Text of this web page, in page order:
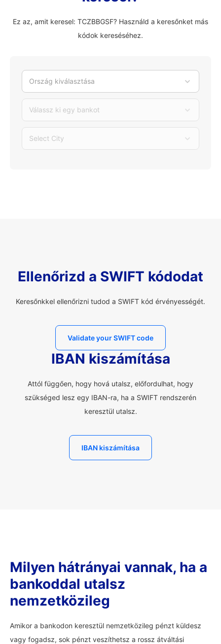
Ez az, amit keresel: TCZBBGSF? Használd a keresőnket más
kódok kereséséhez.
Ország kiválasztása
Válassz ki egy bankot
Select City
Ellenőrizd a SWIFT kódodat
Keresőnkkel ellenőrizni tudod a SWIFT kód érvényességét.
Validate your SWIFT code
IBAN kiszámítása
Attól függően, hogy hová utalsz, előfordulhat, hogy
szükséged lesz egy IBAN-ra, ha a SWIFT rendszerén
keresztül utalsz.
IBAN kiszámítása
Milyen hátrányai vannak, ha a
bankoddal utalsz
nemzetközileg
Amikor a bankodon keresztül nemzetközileg pénzt küldesz
vagy fogadsz, sok pénzt veszíthetsz a rossz átváltási